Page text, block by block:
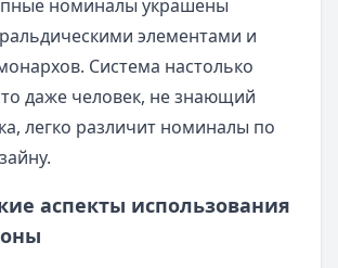
номиналы украшены
элементами и
Система настолько
даже человек, не знающий
легко различит номиналы по
аспекты использования